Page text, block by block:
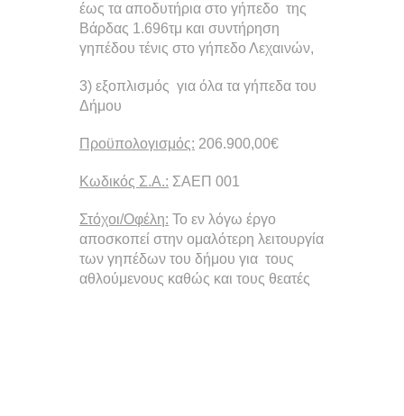
έως τα αποδυτήρια στο γήπεδο της
Βάρδας 1.696τμ και συντήρηση
γηπέδου τένις στο γήπεδο Λεχαινών,
3) εξοπλισμός για όλα τα γήπεδα του
Δήμου
Προϋπολογισμός: 206.900,00€
Κωδικός Σ.Α.: ΣΑΕΠ 001
Στόχοι/Οφέλη: Το εν λόγω έργο
αποσκοπεί στην ομαλότερη λειτουργία
των γηπέδων του δήμου για τους
αθλούμενους καθώς και τους θεατές